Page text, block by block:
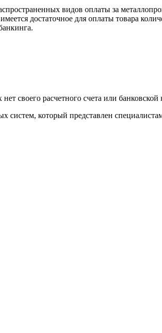
видов оплаты за
достаточное для оплаты товара
своего расчетного счета или
систем, который представлен